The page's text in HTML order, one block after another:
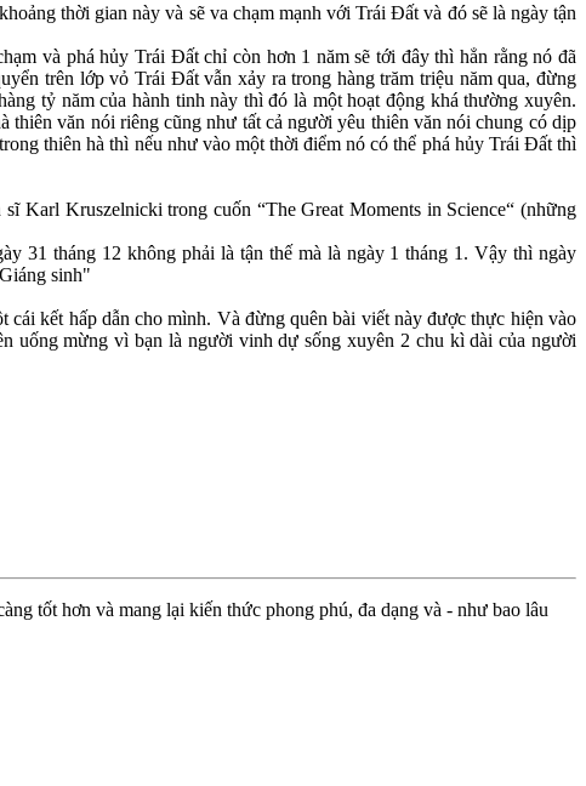
thời gian này và sẽ va chạm mạnh với Trái Đất và đó sẽ là ngày tận
và phá hủy Trái Đất chỉ còn hơn 1 năm sẽ tới đây thì hẳn rằng nó đã
trên lớp vỏ Trái Đất vẫn xảy ra trong hàng trăm triệu năm qua, đừng
tỷ năm của hành tinh này thì đó là một hoạt động khá thường xuyên.
văn nói riêng cũng như tất cả người yêu thiên văn nói chung có dịp
thiên hà thì nếu như vào một thời điểm nó có thể phá hủy Trái Đất thì
Karl Kruszelnicki trong cuốn “The Great Moments in Science“ (những
31 tháng 12 không phải là tận thế mà là ngày 1 tháng 1. Vậy thì ngày
sinh"
cái kết hấp dẫn cho mình. Và đừng quên bài viết này được thực hiện vào
uống mừng vì bạn là người vinh dự sống xuyên 2 chu kì dài của người
tốt hơn và mang lại kiến thức phong phú, đa dạng và - như bao lâu